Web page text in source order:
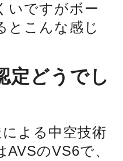
いですがボー
とこんな感じ
定どうでし
よる中空技術
のVS6で、